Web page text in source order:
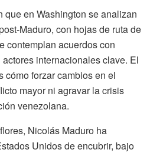
que en Washington se analizan
Maduro, con hojas de ruta de
contemplan acuerdos con
internacionales clave. El
cómo forzar cambios en el
mayor ni agravar la crisis
venezolana.
Nicolás Maduro ha
Unidos de encubrir, bajo